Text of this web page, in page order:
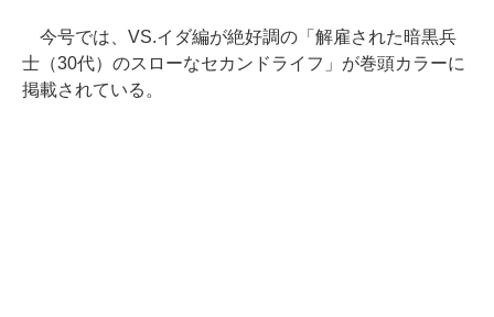
今号では、VS.イダ編が絶好調の「解雇された暗黒兵
士（30代）のスローなセカンドライフ」が巻頭カラーに
掲載されている。